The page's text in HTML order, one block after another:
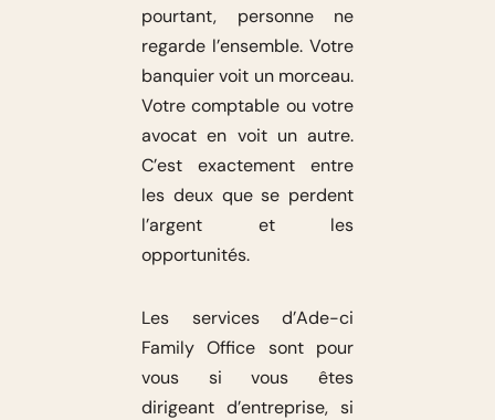
pourtant, personne ne
regarde l’ensemble. Votre
banquier voit un morceau.
Votre comptable ou votre
avocat en voit un autre.
C’est exactement entre
les deux que se perdent
l’argent et les
opportunités.
Les services d’Ade-ci
Family Office sont pour
vous si vous êtes
dirigeant d’entreprise, si